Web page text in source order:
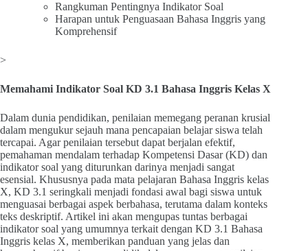
Rangkuman Pentingnya Indikator Soal
Harapan untuk Penguasaan Bahasa Inggris yang
Komprehensif
>
Memahami Indikator Soal KD 3.1 Bahasa Inggris Kelas X
Dalam dunia pendidikan, penilaian memegang peranan krusial
dalam mengukur sejauh mana pencapaian belajar siswa telah
tercapai. Agar penilaian tersebut dapat berjalan efektif,
pemahaman mendalam terhadap Kompetensi Dasar (KD) dan
indikator soal yang diturunkan darinya menjadi sangat
esensial. Khususnya pada mata pelajaran Bahasa Inggris kelas
X, KD 3.1 seringkali menjadi fondasi awal bagi siswa untuk
menguasai berbagai aspek berbahasa, terutama dalam konteks
teks deskriptif. Artikel ini akan mengupas tuntas berbagai
indikator soal yang umumnya terkait dengan KD 3.1 Bahasa
Inggris kelas X, memberikan panduan yang jelas dan